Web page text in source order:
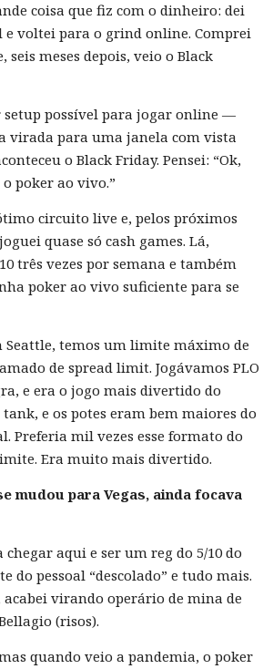
coisa que fiz com o dinheiro: dei
voltei para o grind online. Comprei
seis meses depois, veio o Black
possível para jogar online —
virada para uma janela com vista
o Black Friday. Pensei: “Ok,
poker ao vivo.”
circuito live e, pelos próximos
quase só cash games. Lá,
três vezes por semana e também
poker ao vivo suficiente para se
Seattle, temos um limite máximo de
de spread limit. Jogávamos PLO
e era o jogo mais divertido do
e os potes eram bem maiores do
Preferia mil vezes esse formato do
Era muito mais divertido.
mudou para Vegas, ainda focava
chegar aqui e ser um reg do 5/10 do
do pessoal “descolado” e tudo mais.
acabei virando operário de mina de
(risos).
quando veio a pandemia, o poker